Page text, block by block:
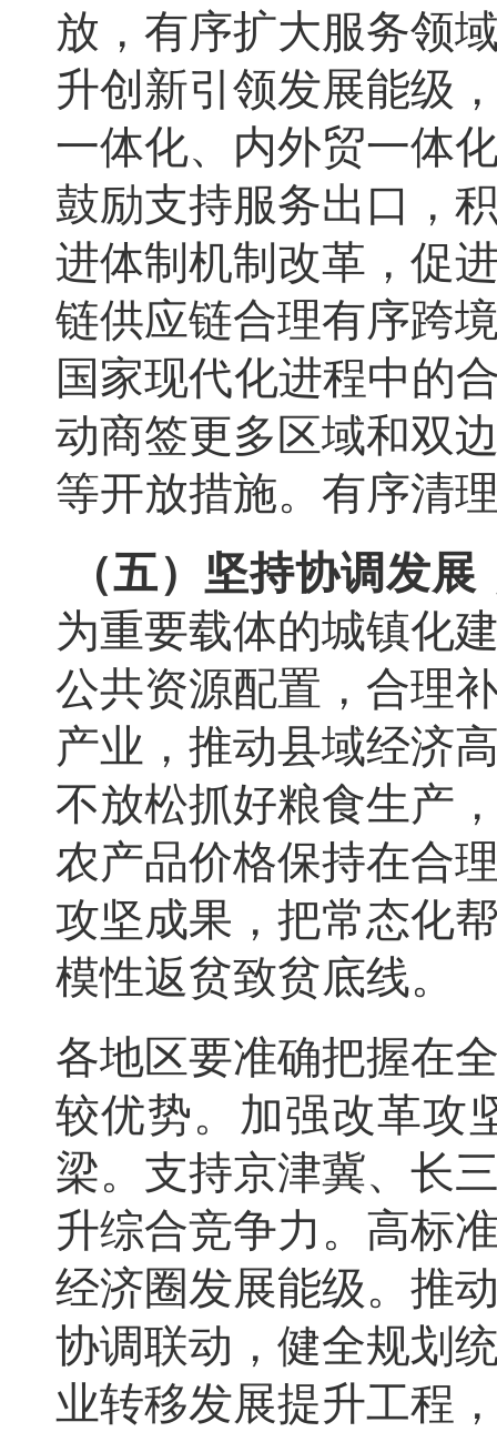
放，有序扩大服务领
升创新引领发展能级
一体化、内外贸一体
鼓励支持服务出口，
进体制机制改革，促
链供应链合理有序跨
国家现代化进程中的
动商签更多区域和双
等开放措施。有序清
（五）坚持协调发
为重要载体的城镇化
公共资源配置，合理
产业，推动县域经济
不放松抓好粮食生产
农产品价格保持在合
攻坚成果，把常态化
模性返贫致贫底线。
各地区要准确把握在
较优势。加强改革攻
梁。支持京津冀、长
升综合竞争力。高标
经济圈发展能级。推
协调联动，健全规划
业转移发展提升工程